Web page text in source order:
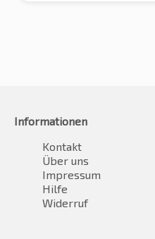
Informationen
Kontakt
Über uns
Impressum
Hilfe
Widerruf